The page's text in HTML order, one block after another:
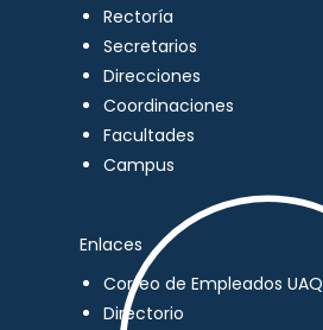
Rectoría
Secretarios
Direcciones
Coordinaciones
Facultades
Campus
Enlaces
Correo de Empleados UAQ
Directorio